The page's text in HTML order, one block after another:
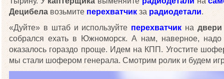
Децибела возьмите перехватчик за радиодетали.
«Дуйте» в штаб и используйте перехватчик на двери
собрался ехать в Южноморск. А нам, наверное, надо
оказалось гораздо проще. Идем на КПП. Угостите
мы стали шофером генерала. Смотрим ролик и будем